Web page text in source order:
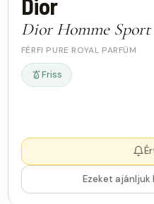
Dior Homme Sport
FÉRFI PURE ROYAL PARFÜM
Friss
Ezeket